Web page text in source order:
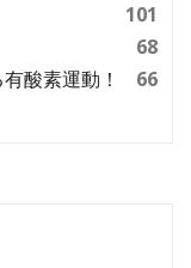
101
68
酸素運動！
66